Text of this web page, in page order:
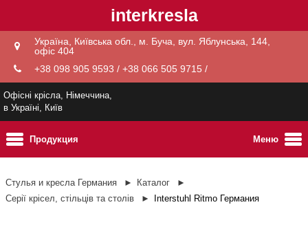
interkresla
Україна, Київська обл., м. Буча, вул. Яблунська, 144,
офіс 404
+38 098 905 9593 / +38 066 505 9715 /
Офісні крісла, Німеччина,
в Україні, Київ
Меню
Продукция
Стулья и кресла Германия
Каталог
Серії крісел, стільців та столів
Interstuhl Ritmo Германия